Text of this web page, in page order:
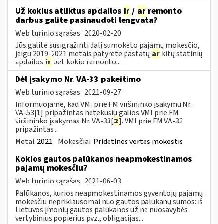
Už kokius atliktus apdailos ir / ar remonto
darbus galite pasinaudoti lengvata?
Web turinio sąrašas 2020-02-20
Jūs galite susigrąžinti dalį sumokėto pajamų mokesčio,
jeigu 2019-2021 metais patyrėte pastatų ar kitų statinių
apdailos ir bet kokio remonto...
Dėl įsakymo Nr. VA-33 pakeitimo
Web turinio sąrašas 2021-09-27
Informuojame, kad VMI prie FM viršininko įsakymu Nr.
VA-53[1] pripažintas netekusiu galios VMI prie FM
viršininko įsakymas Nr. VA-33[2]. VMI prie FM VA-33
pripažintas...
Metai: 2021 Mokesčiai: Pridėtinės vertės mokestis
Kokios gautos palūkanos neapmokestinamos
pajamų mokesčiu?
Web turinio sąrašas 2021-06-03
Palūkanos, kurios neapmokestinamos gyventojų pajamų
mokesčiu nepriklausomai nuo gautos palūkanų sumos: iš
Lietuvos įmonių gautos palūkanos už ne nuosavybės
vertybinius popierius pvz., obligacijas...